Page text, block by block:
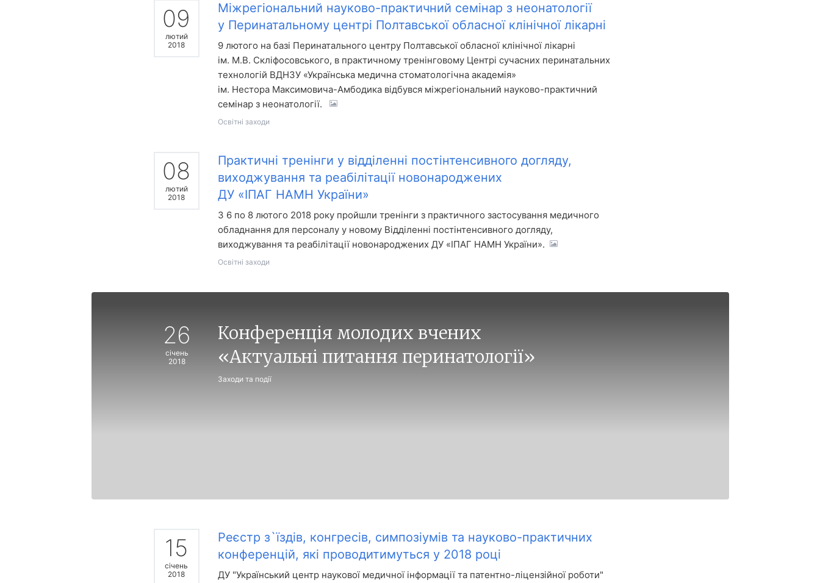
09
лютий
2018
Міжрегіональний науково-практичний семінар з неонатології
у Перинатальному центрі Полтавської обласної клінічної лікарні
9 лютого на базі Перинатального центру Полтавської обласної клінічної лікарні
ім. М.В. Скліфосовського, в практичному тренінговому Центрі сучасних перинатальних
технологій ВДНЗУ «Українська медична стоматологічна академія»
ім. Нестора Максимовича-Амбодика відбувся міжрегіональний науково-практичний
семінар з неонатології.
Освітні заходи
08
лютий
2018
Практичні тренінги у відділенні постінтенсивного догляду,
виходжування та реабілітації новонароджених
ДУ «ІПАГ НАМН України»
З 6 по 8 лютого 2018 року пройшли тренінги з практичного застосування медичного
обладнання для персоналу у новому Відділенні постінтенсивного догляду,
виходжування та реабілітації новонароджених ДУ «ІПАГ НАМН України».
Освітні заходи
26
січень
2018
Конференція молодих вчених
«Актуальні питання перинатології»
Заходи та події
15
січень
2018
Реєстр з`їздів, конгресів, симпозіумів та науково-практичних
конференцій, які проводитимуться у 2018 році
ДУ "Український центр наукової медичної інформації та патентно-ліцензійної роботи"